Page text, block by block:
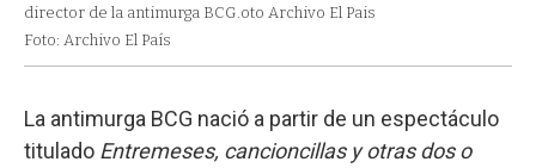
director de la antimurga BCG.oto Archivo El Pais
Foto: Archivo El País
La antimurga BCG nació a partir de un espectáculo
titulado Entremeses, cancioncillas y otras dos o